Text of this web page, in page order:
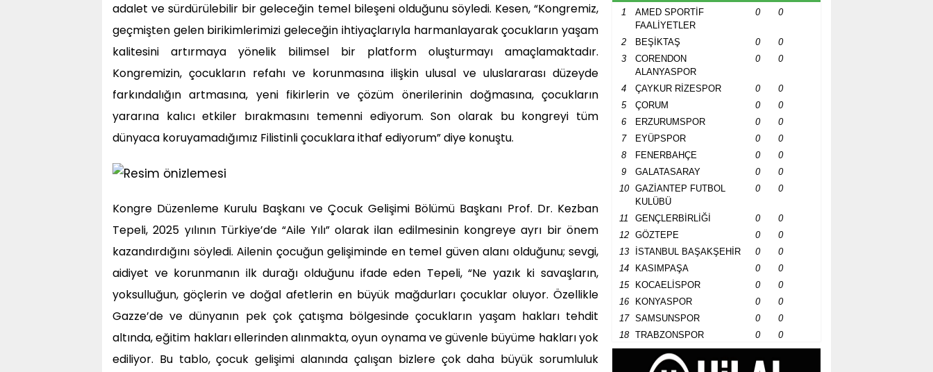
adalet ve sürdürülebilir bir geleceğin temel bileşeni olduğunu söyledi. Kesen, “Kongremiz,
geçmişten gelen birikimlerimizi geleceğin ihtiyaçlarıyla harmanlayarak çocukların yaşam
kalitesini artırmaya yönelik bilimsel bir platform oluşturmayı amaçlamaktadır.
Kongremizin, çocukların refahı ve korunmasına ilişkin ulusal ve uluslararası düzeyde
farkındalığın artmasına, yeni fikirlerin ve çözüm önerilerinin doğmasına, çocukların
yararına kalıcı etkiler bırakmasını temenni ediyorum. Son olarak bu kongreyi tüm
dünyaca koruyamadığımız Filistinli çocuklara ithaf ediyorum” diye konuştu.
Kongre Düzenleme Kurulu Başkanı ve Çocuk Gelişimi Bölümü Başkanı Prof. Dr. Kezban
Tepeli, 2025 yılının Türkiye’de “Aile Yılı” olarak ilan edilmesinin kongreye ayrı bir önem
kazandırdığını söyledi. Ailenin çocuğun gelişiminde en temel güven alanı olduğunu; sevgi,
aidiyet ve korunmanın ilk durağı olduğunu ifade eden Tepeli, “Ne yazık ki savaşların,
yoksulluğun, göçlerin ve doğal afetlerin en büyük mağdurları çocuklar oluyor. Özellikle
Gazze’de ve dünyanın pek çok çatışma bölgesinde çocukların yaşam hakları tehdit
altında, eğitim hakları ellerinden alınmakta, oyun oynama ve güvenle büyüme hakları yok
ediliyor. Bu tablo, çocuk gelişimi alanında çalışan bizlere çok daha büyük sorumluluk
1
AMED SPORTİF
FAALİYETLER
0 0
2 BEŞİKTAŞ 0
0
3
CORENDON
ALANYASPOR
0 0
4 ÇAYKUR RİZESPOR 0
0
5
ÇORUM 0
0
6
ERZURUMSPOR 0
0
7
EYÜPSPOR 0
0
8
FENERBAHÇE 0
0
9
GALATASARAY 0
0
10
GAZİANTEP FUTBOL
KULÜBÜ
0 0
11 GENÇLERBİRLİĞİ 0
0
12
GÖZTEPE 0
0
13
İSTANBUL BAŞAKŞEHİR 0
0
14
KASIMPAŞA 0
0
15
KOCAELİSPOR 0
0
16
KONYASPOR 0
0
17
SAMSUNSPOR 0
0
18
TRABZONSPOR 0 0